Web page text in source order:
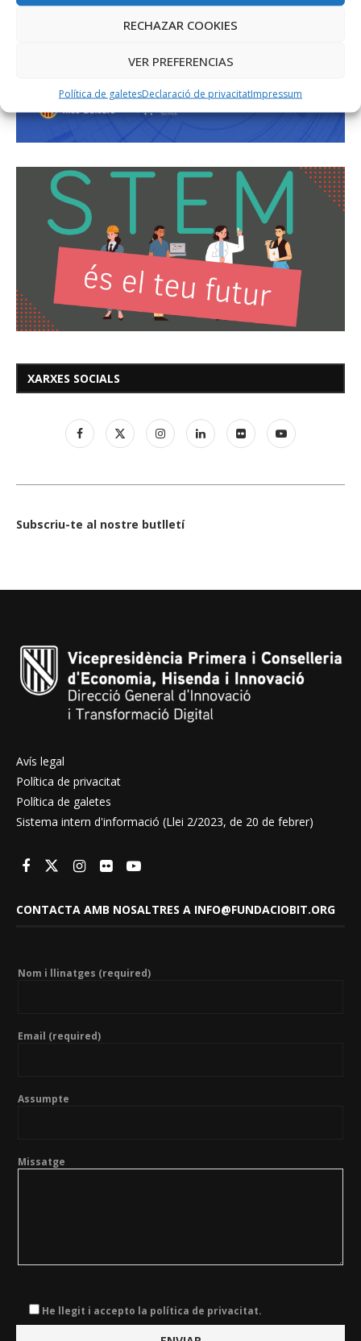
RECHAZAR COOKIES
VER PREFERENCIAS
Política de galetesDeclaració de privacitatImpressum
XARXES SOCIALS
Subscriu-te al nostre butlletí
Avís legal
Política de privacitat
Política de galetes
Sistema intern d'informació (Llei 2/2023, de 20 de febrer)
CONTACTA AMB NOSALTRES A INFO@FUNDACIOBIT.ORG
Nom i llinatges (required)
Email (required)
Assumpte
Missatge
He llegit i accepto la política de privacitat.